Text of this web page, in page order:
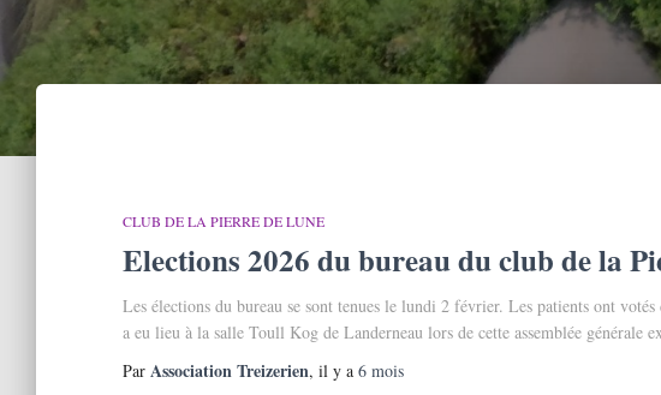
CLUB DE LA PIERRE DE LUNE
Elections 2026 du bureau du club de la
Les élections du bureau se sont tenues le lundi 2 février. Les patients ont
a eu lieu à la salle Toull Kog de Landerneau lors de cette assemblée générale
Par Association Treizerien, il y a 6 mois